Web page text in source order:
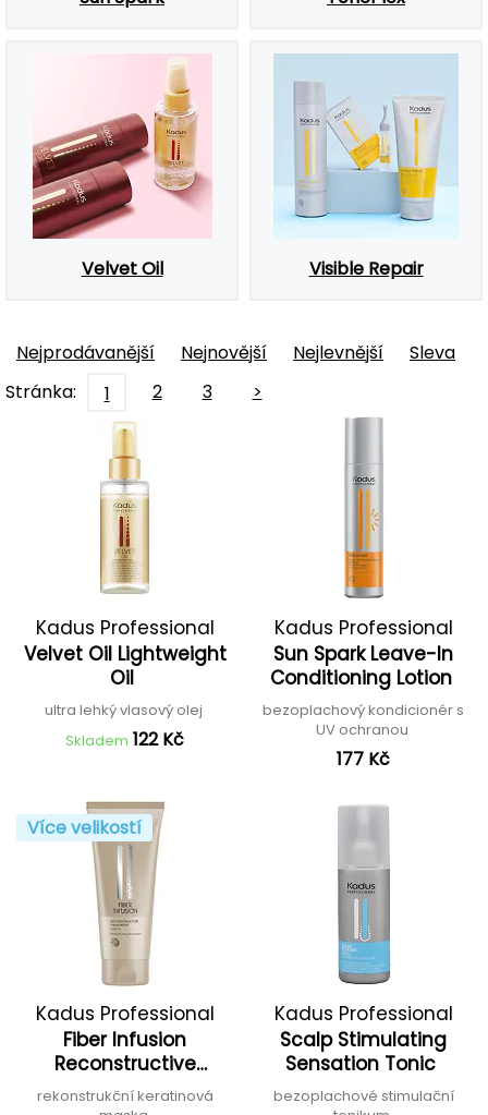
Velvet Oil Visible Repair
Nejprodávanější Nejnovější Nejlevnější
Sleva
Stránka:
1 2 3 >
Kadus Professional
Velvet Oil Lightweight
Oil
ultra lehký vlasový olej
Skladem 122 Kč
Kadus Professional
Sun Spark Leave-In
Conditioning Lotion
bezoplachový kondicionér s
UV ochranou
177 Kč
Více velikostí
Kadus Professional
Fiber Infusion
Reconstructive
Treatment
rekonstrukční keratinová
Kadus Professional
Scalp Stimulating
Sensation Tonic
bezoplachové stimulační